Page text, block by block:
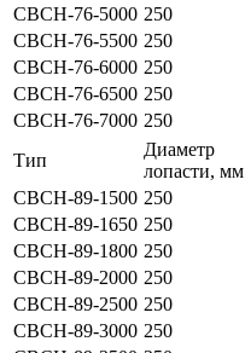
СВСН-76-5000 250
СВСН-76-5500 250
СВСН-76-6000 250
СВСН-76-6500 250
СВСН-76-7000 250
Тип
Диаметр
лопасти, мм
СВСН-89-1500 250
СВСН-89-1650 250
СВСН-89-1800 250
СВСН-89-2000 250
СВСН-89-2500 250
СВСН-89-3000 250